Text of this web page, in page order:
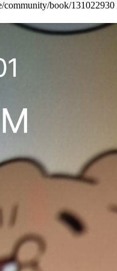
community/book/131022930